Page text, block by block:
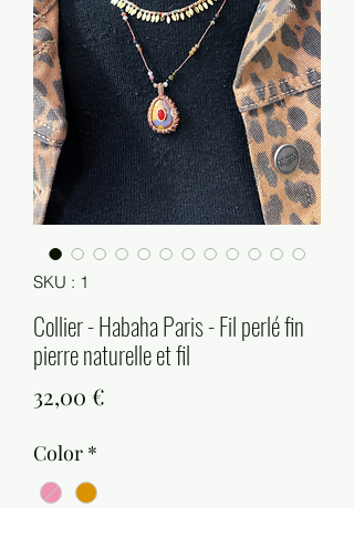
SKU : 1
Collier - Habaha Paris - Fil perlé fin
pierre naturelle et fil
32,00 €
Color *